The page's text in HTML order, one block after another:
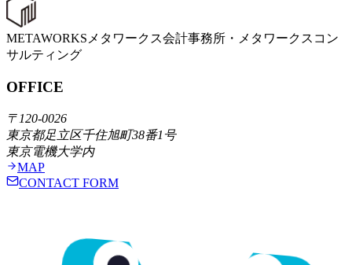
METAWORKS メタワークス会計事務所・メタワークスコン
サルティング
OFFICE
〒120-0026
東京都足立区千住旭町38番1号
東京電機大学内
MAP
CONTACT FORM